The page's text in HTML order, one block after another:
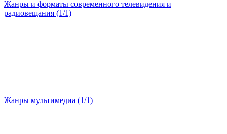
Жанры и форматы современного телевидения и
радиовещания (1/1)
Жанры мультимедиа (1/1)